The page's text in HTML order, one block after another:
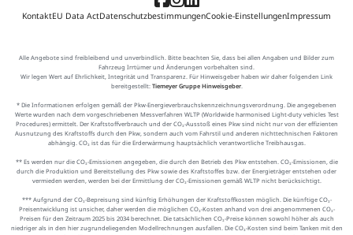
KontaktEU Data ActDatenschutzbestimmungenCookie-EinstellungenImpressum
Alle Angebote sind freibleibend und unverbindlich. Bitte beachten Sie, dass bei allen Angaben und Bilder zum
Fahrzeug Irrtümer und Änderungen vorbehalten sind.
Wir legen Wert auf Ehrlichkeit, Integrität und Transparenz. Für Hinweisgeber haben wir daher folgenden Link
bereitgestellt: Tiemeyer Gruppe Hinweisgeber.
* Die Informationen erfolgen gemäß der Pkw-Energieverbrauchskennzeichnungsverordnung. Die angegebenen
Werte wurden nach dem vorgeschriebenen Messverfahren WLTP (Worldwide harmonised Light-duty vehicles Test
Procedures) ermittelt. Der Kraftstoffverbrauch und der CO₂-Ausstoß eines Pkw sind nicht nur von der effizienten
Ausnutzung des Kraftstoffs durch den Pkw, sondern auch vom Fahrstil und anderen nichttechnischen Faktoren
abhängig. CO₂ ist das für die Erderwärmung hauptsächlich verantwortliche Treibhausgas.
** Es werden nur die CO₂-Emissionen angegeben, die durch den Betrieb des Pkw entstehen. CO₂-Emissionen, die
durch die Produktion und Bereitstellung des Pkw sowie des Kraftstoffes bzw. der Energieträger entstehen oder
vermieden werden, werden bei der Ermittlung der CO₂-Emissionen gemäß WLTP nicht berücksichtigt.
*** Aufgrund der CO₂-Bepreisung sind künftig Erhöhungen der Kraftstoffkosten möglich. Die künftige CO₂-
Preisentwicklung ist unsicher, daher werden die möglichen CO₂-Kosten anhand von drei angenommenen CO₂-
Preisen für den Zeitraum 2025 bis 2034 berechnet. Die tatsächlichen CO₂-Preise können sowohl höher als auch
niedriger als in den hier zugrundeliegenden Modellrechnungen ausfallen. Die CO₂-Kosten sind beim Tanken mit den